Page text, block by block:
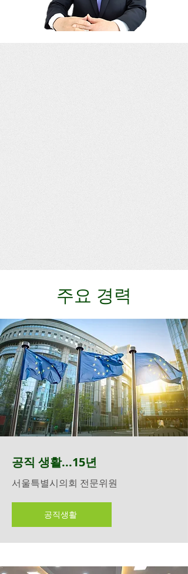
주요 경력
공직 생활...15년
서울특별시의회 전문위원
공직생활